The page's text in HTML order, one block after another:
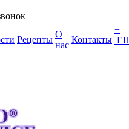
Рецепты
О
нас
Контакты
+